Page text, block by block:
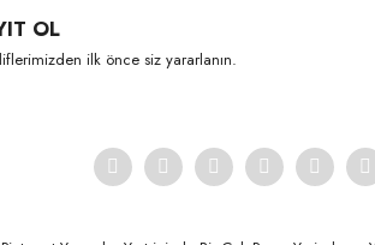
eksik bilgiler bulunuyor.
bulunuyor.
OL
ilk önce siz yararlanın.